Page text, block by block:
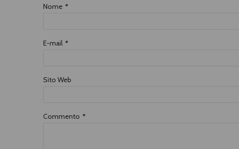
Nome *
E-mail *
Sito Web
Commento *